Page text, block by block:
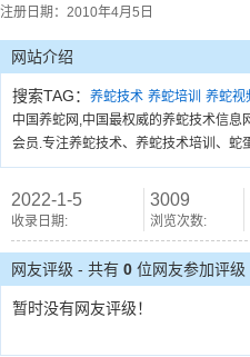
注册日期： 2010年4月5日
网站介绍
搜索TAG： 养蛇技术 养蛇培训 养蛇视
中国养蛇网,中国最权威的养蛇技术信
会员.专注养蛇技术、养蛇技术培训、蛇
2022-1-5
收录日期:
3009
浏览次数:
网友评级 - 共有 0 位网友参加评级
暂时没有网友评级！